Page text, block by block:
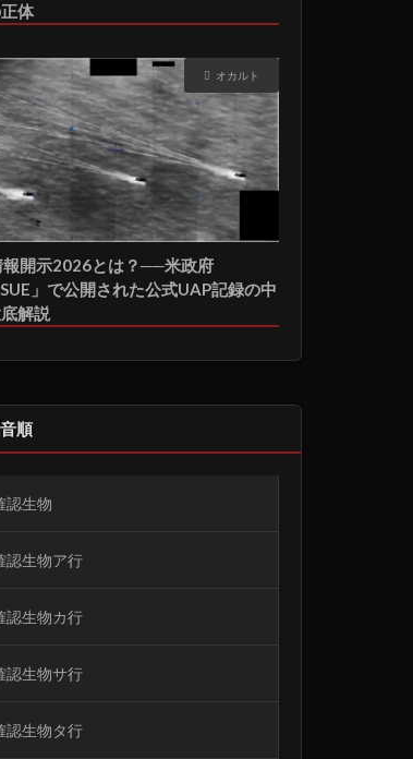
体
オカルト
報開示2026とは？──米政府
」で公開された公式UAP記録の中
解説
順
認生物
認生物ア行
認生物カ行
認生物サ行
認生物タ行